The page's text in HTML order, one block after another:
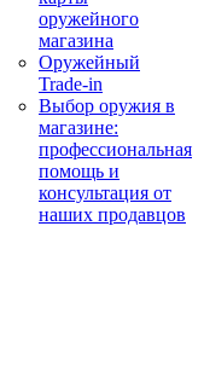
оружейного
магазина
Оружейный
Trade-in
Выбор оружия в
магазине:
профессиональная
помощь и
консультация от
наших продавцов